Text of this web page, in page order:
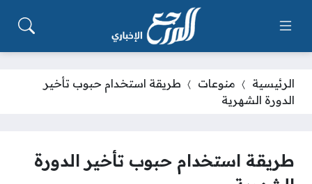
الرئيسية منوعات
طريقة استخدام حبوب تأخير
الدورة الشهرية
طريقة استخدام حبوب تأخير الدورة